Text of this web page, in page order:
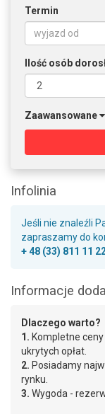
Termin
wyjazd od
Ilość osób
Zaawansowane
Infolinia
Jeśli nie znaleźli
zapraszamy do
+ 48 (33) 811 11
Informacje
Dlaczego warto?
1. Kompletne
ukrytych opłat.
2. Posiadamy
rynku.
3. Wygoda -